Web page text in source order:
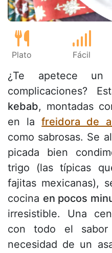
Plato Fácil
¿Te apetece un
complicaciones?
kebab, montadas
en lafreidora de
como sabrosas. Se
picada bien
trigo (las típicas
fajitas mexicanas),
cocina en pocos
irresistible. Una
con todo el
necesidad de un